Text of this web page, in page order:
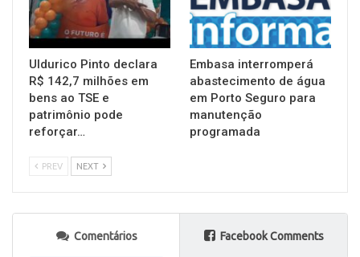
Uldurico Pinto declara
R$ 142,7 milhões em
bens ao TSE e
patrimônio pode
reforçar…
Embasa interromperá
abastecimento de água
em Porto Seguro para
manutenção
programada
PREV NEXT
Comentários Facebook Comments